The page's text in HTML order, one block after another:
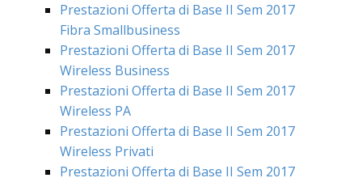
Prestazioni Offerta di Base II Sem 2017
Fibra Smallbusiness
Prestazioni Offerta di Base II Sem 2017
Wireless Business
Prestazioni Offerta di Base II Sem 2017
Wireless PA
Prestazioni Offerta di Base II Sem 2017
Wireless Privati
Prestazioni Offerta di Base II Sem 2017